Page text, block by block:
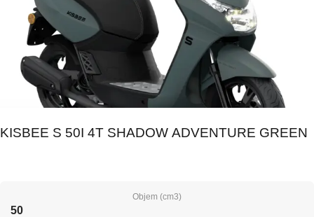
KISBEE S 50I 4T SHADOW ADVENTURE GREEN
Objem (cm3)
50